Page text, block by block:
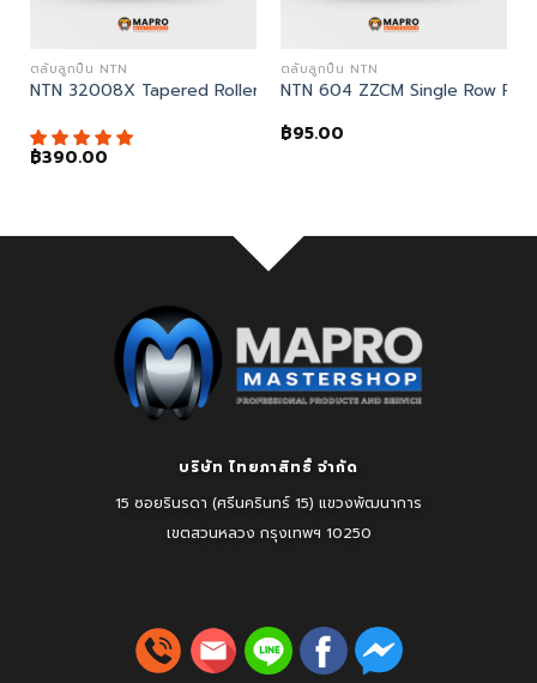
ตลับลูกปืน NTN
NTN 32008X Tapered Roller Bearing
฿390.00
ตลับลูกปืน NTN
NTN 604 ZZCM Single Row
฿95.00
ball bearing
บริษัท ไทยภาสิทธิ์ จำกัด
15 ซอยรินรดา (ศรีนครินทร์ 15) แขวงพัฒนาการ
เขตสวนหลวง กรุงเทพฯ 10250